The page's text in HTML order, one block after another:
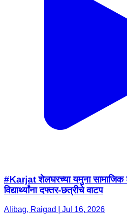
#Karjat शेलघरच्या यमुना सामाजिक
विद्यार्थ्यांना दफ्तर-छत्रीचे वाटप
Alibag, Raigad | Jul 16, 2026